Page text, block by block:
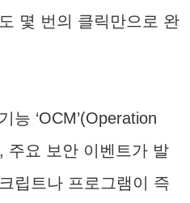
몇 번의 클릭만으로 완
능 ‘OCM’(Operation
주요 보안 이벤트가 발
립트나 프로그램이 즉